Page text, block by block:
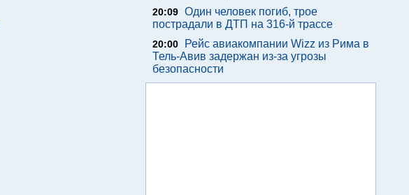
20:09 Один человек погиб, трое
пострадали в ДТП на 316-й трассе
20:00
Рейс авиакомпании Wizz из Рима в
Тель-Авив задержан из-за угрозы
безопасности